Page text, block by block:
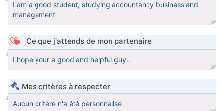
I am a good student, studying accountancy business and
management
Ce que j'attends de mon partenaire
I hope your a good and helpful guy..
Mes critères à respecter
Aucun critère n'a été personnalisé